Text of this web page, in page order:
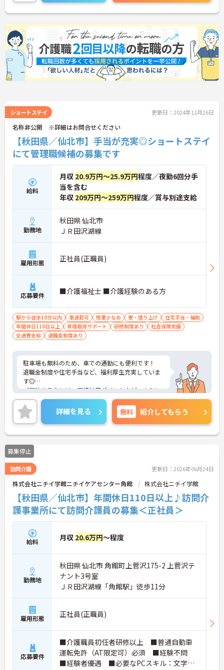
ショートステイ 更新日：2024年11月26日
名称非公開 ※詳細はお問合せください
【秋田県／仙北市】手当が充実◎ショートステイ
にて管理職候補の募集です
給料
月収 20.9万円～25.9万円程度／夜勤6回分手
当を含む
年収 209万円～259万円程度／賞与別途支給
勤務地
秋田県 仙北市
ＪＲ田沢湖線
雇用形態 正社員(正職員)
応募要件 ■介護福祉士 ■介護経験のある方
駅から徒歩10分以内 車通勤可 残業少なめ 寮・借り上げ
住宅手当・補助
年間休日110日以上
資格取得サポート 研修制度あり
社会保険完備
交通費支給
退職金制度あり
駐車場も無料のため、車での通勤にも便利です！
退職金制度や住宅手当など、福利厚生充実していま
す◎
ご興味ある方には、面接対策ポイントなど、さらに
詳細をお話しいたしますのでお気軽にご相談くださ
い！
詳細を見る 無料 紹介してもらう
募集停止
訪問介護 更新日：2026年06月24日
株式会社ニチイ学館ニチイケアセンター角館 株式会社ニチイ学館
【秋田県／仙北市】年間休日110日以上♪訪問介
護事業所にて訪問介護員の募集＜正社員＞
給料 月収 20.6万円～程度
勤務地
秋田県 仙北市 角館町上菅沢175-2 上菅沢テ
ナント3号室
ＪＲ田沢湖線「角館駅」徒歩11分
雇用形態 正社員(正職員)
応募要件
■介護職員初任者研修以上 ■普通自動車
運転免許（AT限定可）必須 ■経験不問
■経験者優遇 ■必要なPCスキル：文字入